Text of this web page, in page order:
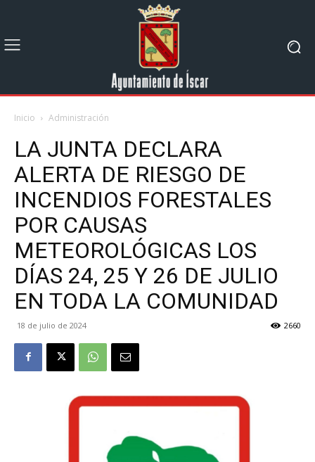
Inicio Administración
LA JUNTA DECLARA
ALERTA DE RIESGO DE
INCENDIOS FORESTALES
POR CAUSAS
METEOROLÓGICAS LOS
DÍAS 24, 25 Y 26 DE JULIO
EN TODA LA COMUNIDAD
18 de julio de 2024 2660